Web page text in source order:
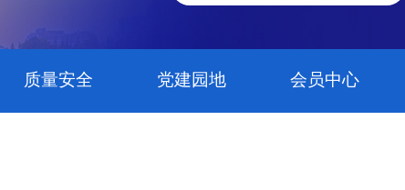
质量安全 党建园地 会员中心